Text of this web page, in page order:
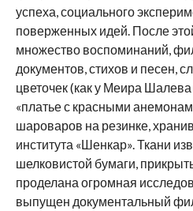
успеха, социального
поверженных идей. После
множество воспоминаний,
документов, стихов и песен,
цветочек (как у Меира
«платье с красными
шароваров на резинке,
института «Шенкар». Ткани
шелковистой бумаги,
проделана огромная
выпущен документальный